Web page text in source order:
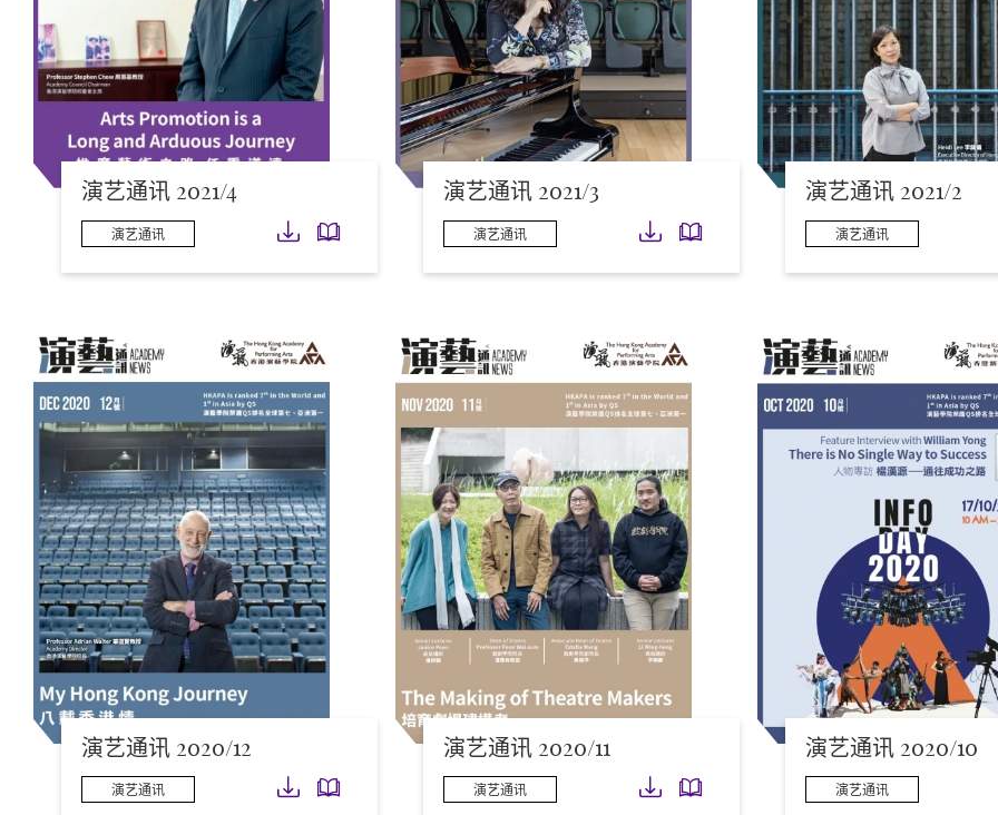
演艺通讯 2021/4
演艺通讯 下载
演艺通讯 2021/3
演艺通讯 下载
演艺通讯 2021/2
演艺通讯
演艺通讯 2020/12
演艺通讯 下载
演艺通讯 2020/11
演艺通讯 下载
演艺通讯 2020/10
演艺通讯